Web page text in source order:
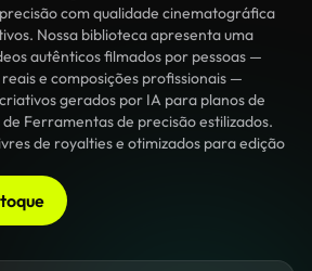
com qualidade cinematográfica
Nossa biblioteca apresenta uma
autênticos filmados por pessoas —
e composições profissionais —
gerados por IA para planos de
Ferramentas de precisão estilizados.
de royalties e otimizados para edição